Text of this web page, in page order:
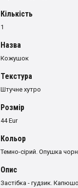
Кількість
1
Назва
Кожушок
Текстура
Штучне хутро
Розмiр
44 Eur
Кольор
Темно-сірий. Опушка
Опис
Застібка - гудзик.